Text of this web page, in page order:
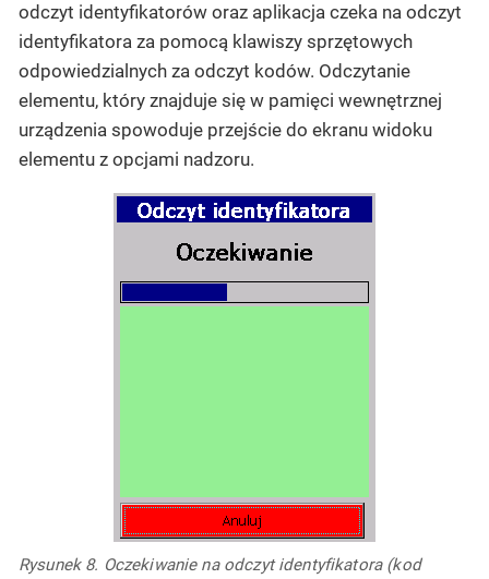
odczyt identyfikatorów oraz aplikacja czeka na odczyt
identyfikatora za pomocą klawiszy sprzętowych
odpowiedzialnych za odczyt kodów. Odczytanie
elementu, który znajduje się w pamięci wewnętrznej
urządzenia spowoduje przejście do ekranu widoku
elementu z opcjami nadzoru.
Rysunek 8. Oczekiwanie na odczyt identyfikatora (kod